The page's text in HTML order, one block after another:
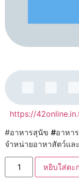
https://
#อาหารสุนัข #อาหา
จำหน่ายอาหาสัตว์แล
จำนวน
SLEEKY
ตะกร้อ
หยิบใส่ตะ